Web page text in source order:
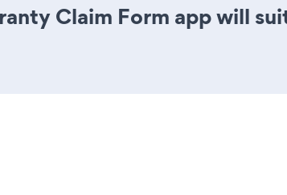
Claim Form app will